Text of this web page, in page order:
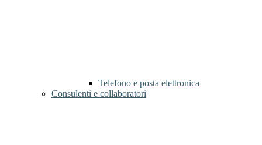
Telefono e posta elettronica
Consulenti e collaboratori